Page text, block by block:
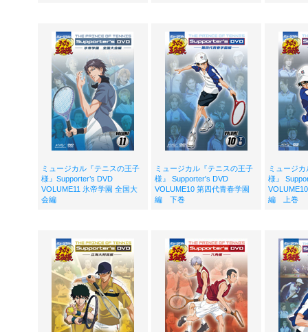
ミュージカル『テニスの王子
様』Supporter’s DVD
VOLUME11 氷帝学園 全国大
会編
ミュージカル『テニスの王子
様』 Supporter's DVD
VOLUME10 第四代青春学園
編 下巻
ミュージ
様』
編 上巻